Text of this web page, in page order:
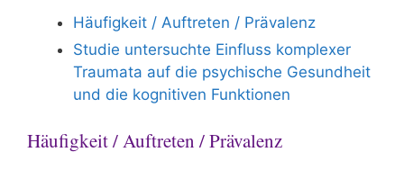
Häufigkeit / Auftreten / Prävalenz
Studie untersuchte Einfluss komplexer
Traumata auf die psychische Gesundheit
und die kognitiven Funktionen
Häufigkeit / Auftreten / Prävalenz